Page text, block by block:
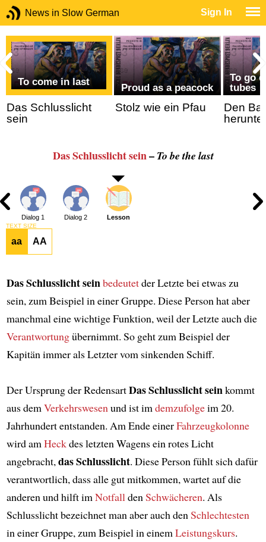
News in Slow German Sign In
To come in last
Das Schlusslicht
sein
Proud as a peacock
Stolz wie ein Pfau
To go
tubes
Den
Das Schlusslicht sein– To be the last
Dialog 1 Dialog 2 Lesson
TEXT SIZE
aa AA
Das Schlusslicht seinbedeutetder Letzte bei etwas zu
sein, zum Beispiel in einer Gruppe. Diese Person hat aber
manchmal eine wichtige Funktion, weil der Letzte auch die
Verantwortungübernimmt. So geht zum Beispiel der
Kapitän immer als Letzter vom sinkenden Schiff.
Der Ursprung der RedensartDas Schlusslicht seinkommt
aus dem Verkehrswesen und ist im demzufolgeim 20.
Jahrhundert entstanden. Am Ende einerFahrzeugkolonne
wird am Heckdes letzten Wagens ein rotes Licht
angebracht, das Schlusslicht. Diese Person fühlt sich dafür
verantwortlich, dass alle gut mitkommen, wartet auf die
anderen und hilft im Notfall den Schwächeren. Als
Schlusslicht bezeichnet man aber auch den Schlechtesten
in einer Gruppe, zum Beispiel in einem Leistungskurs.